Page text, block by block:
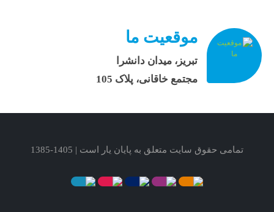
موقعیت ما
تبریز، میدان دانشرا
مجتمع خاقانی، پلاک 105
تمامی حقوق سایت متعلق به پایان یار است | 1405-1385